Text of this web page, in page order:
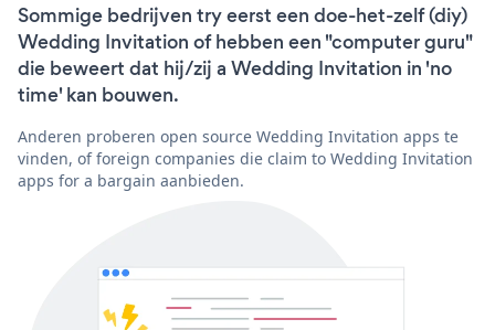
Sommige bedrijven try eerst een doe-het-zelf (diy)
Wedding Invitation of hebben een "computer guru"
die beweert dat hij/zij a Wedding Invitation in 'no
time' kan bouwen.
Anderen proberen open source Wedding Invitation apps te
vinden, of foreign companies die claim to Wedding Invitation
apps for a bargain aanbieden.